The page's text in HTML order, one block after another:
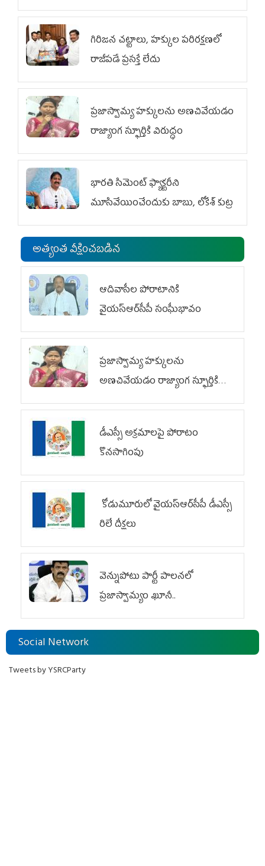
గిరిజన చట్టాలు, హక్కుల పరిరక్షణలో
రాజీపడే ప్రసక్తే లేదు
ప్రజాస్వామ్య హక్కులను అణచివేయడం
రాజ్యాంగ స్ఫూర్తికి విరుద్ధం
భారతి సిమెంట్ ఫ్యాక్టరీని
మూసివేయించేందుకు బాబు, లోకేశ్ కుట్ర
అత్యంత వీక్షించబడిన
ఆదివాసీల పోరాటానికి
వైయ‌స్ఆర్‌సీపీ సంఘీభావం
ప్రజాస్వామ్య హక్కులను
అణచివేయడం రాజ్యాంగ స్ఫూర్తికి
విరుద్ధం
డీఎస్సీ అక్రమాలపై పోరాటం
కొనసాగింపు
కోడుమూరులో వైయ‌స్ఆర్‌సీపీ డీఎస్సీ
రిలే దీక్షలు
వెన్నుపోటు పార్టీ పాలనలో
ప్రజాస్వామ్యం ఖూనీ..
Social Network
Tweets by YSRCParty